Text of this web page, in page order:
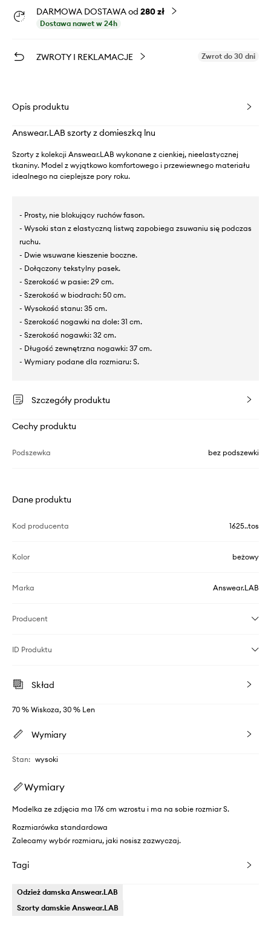
DARMOWA DOSTAWA od 280 zł
Dostawa nawet w 24h
ZWROTY I REKLAMACJE Zwrot do 30 dni
Opis produktu
Answear.LAB szorty z domieszką lnu
Szorty z kolekcji Answear.LAB wykonane z cienkiej, nieelastycznej
tkaniny. Model z wyjątkowo komfortowego i przewiewnego materiału
idealnego na cieplejsze pory roku.
- Prosty, nie blokujący ruchów fason.
- Wysoki stan z elastyczną listwą zapobiega zsuwaniu się podczas
ruchu.
- Dwie wsuwane kieszenie boczne.
- Dołączony tekstylny pasek.
- Szerokość w pasie: 29 cm.
- Szerokość w biodrach: 50 cm.
- Wysokość stanu: 35 cm.
- Szerokość nogawki na dole: 31 cm.
- Szerokość nogawki: 32 cm.
- Długość zewnętrzna nogawki: 37 cm.
- Wymiary podane dla rozmiaru: S.
Szczegóły produktu
Cechy produktu
Podszewka bez podszewki
Dane produktu
Kod producenta 1625..tos
Kolor beżowy
Marka Answear.LAB
Producent
ID Produktu
Skład
70 % Wiskoza, 30 % Len
Wymiary
Stan: wysoki
Wymiary
Modelka ze zdjęcia ma 176 cm wzrostu i ma na sobie rozmiar S.
Rozmiarówka standardowa
Zalecamy wybór rozmiaru, jaki nosisz zazwyczaj.
Tagi
Odzież damska Answear.LAB
Szorty damskie Answear.LAB